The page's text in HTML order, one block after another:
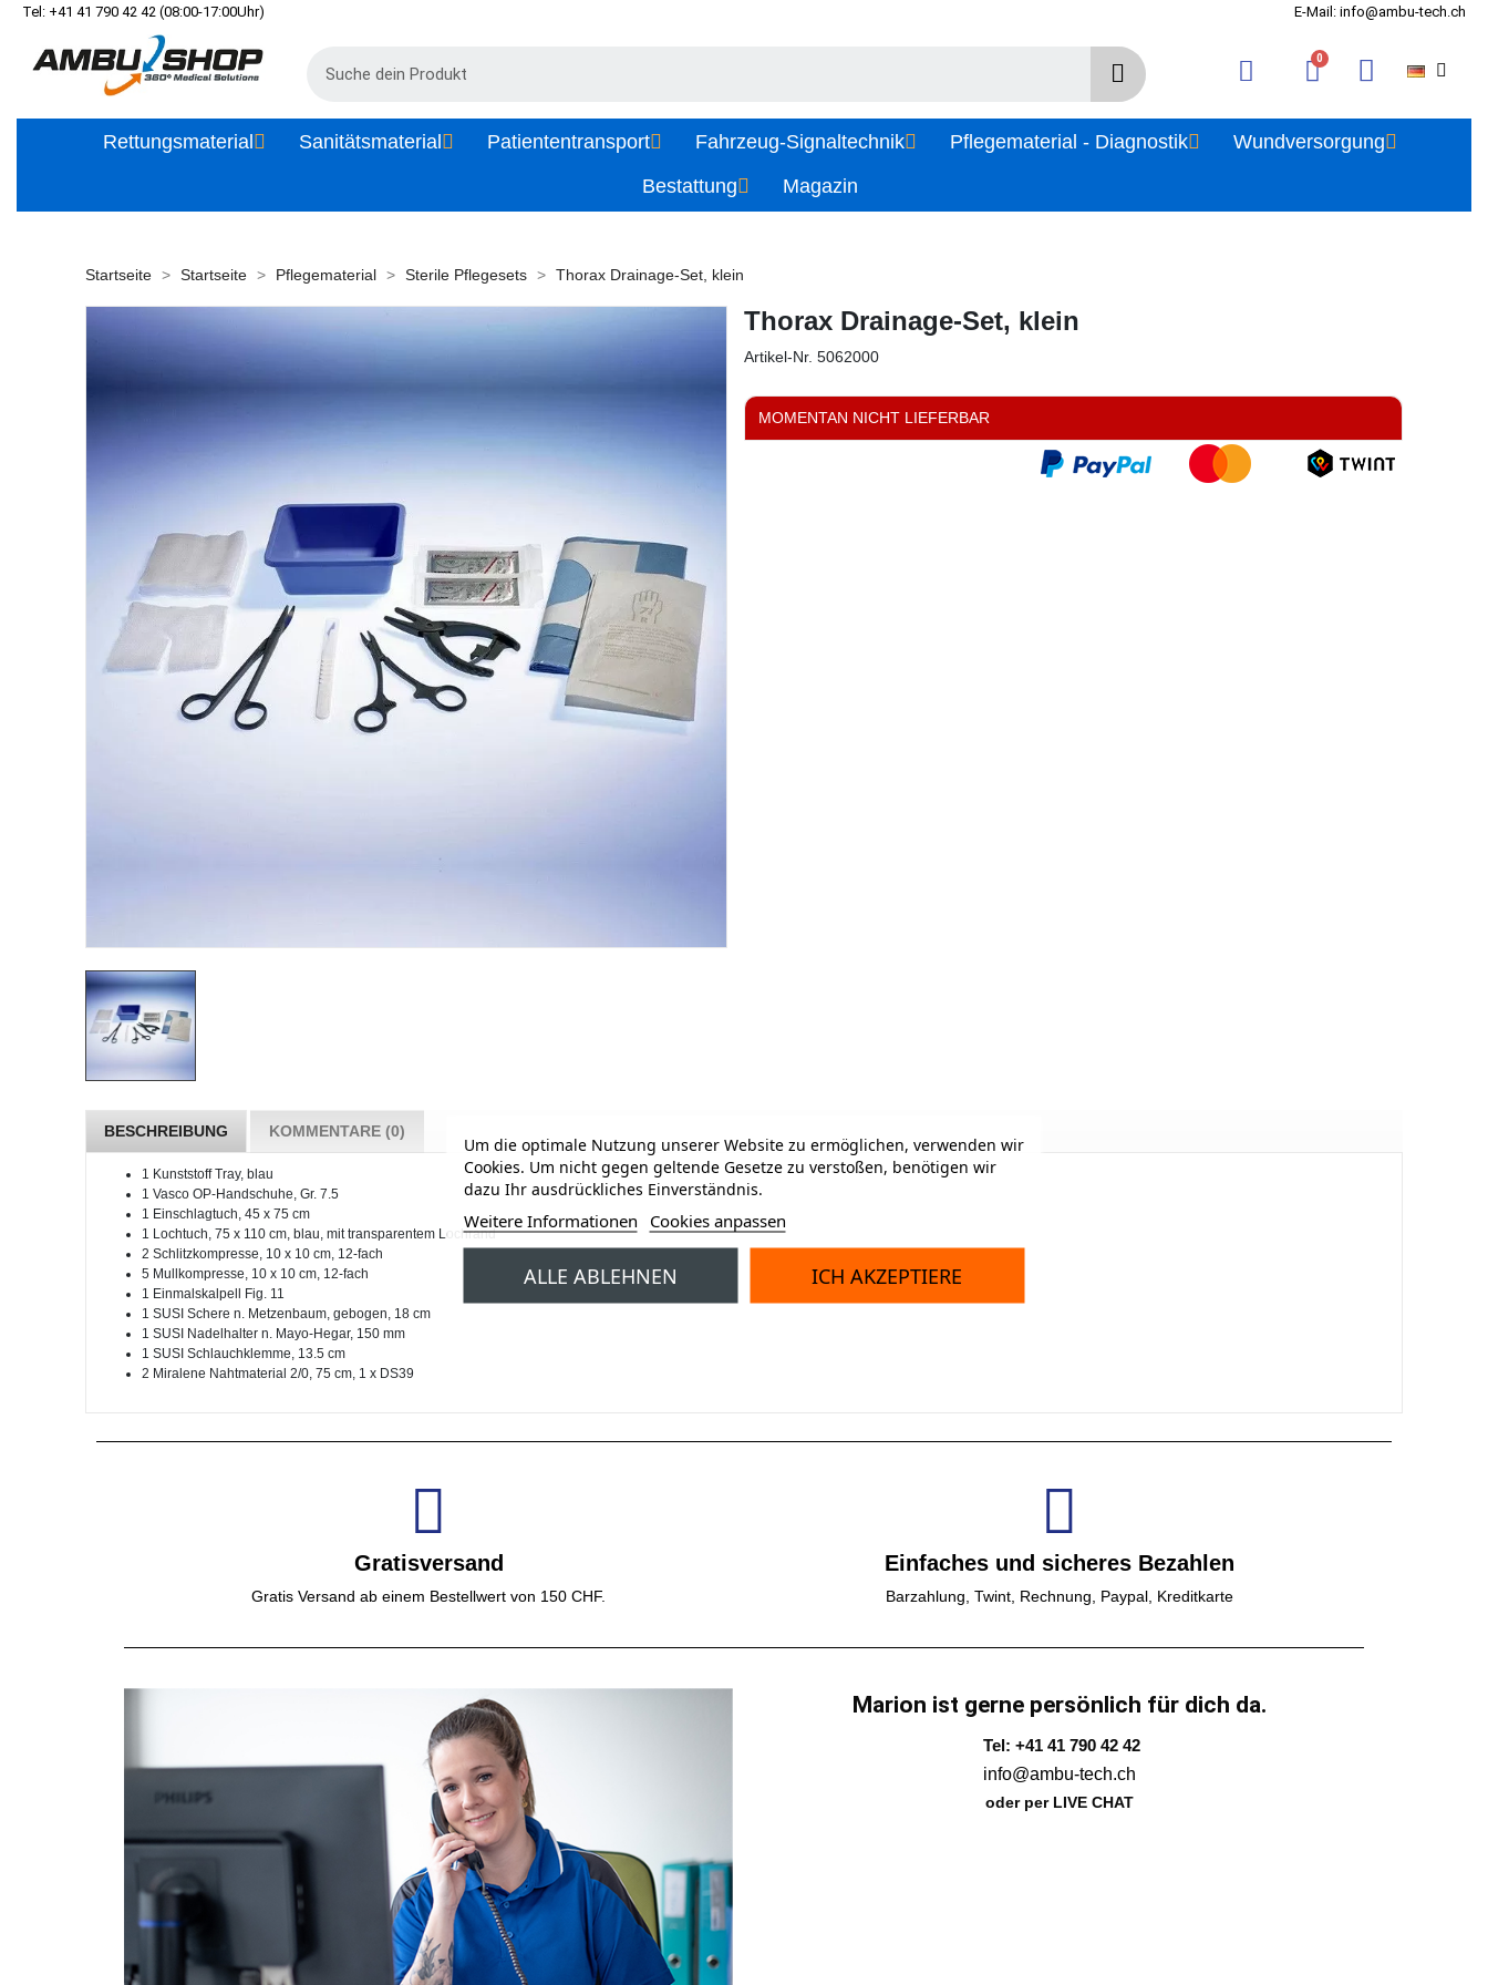
Tel: +41 41 790 42 42 (08:00-17:00Uhr) E-Mail: info@ambu-tech.ch
Rettungsmaterial Sanitätsmaterial Patiententransport Fahrzeug-Signaltechnik Pflegematerial - Diagnostik
Wundversorgung
Bestattung
Magazin
Startseite Startseite Pflegematerial Sterile Pflegesets Thorax Drainage-Set, klein
Thorax Drainage-Set, klein
Artikel-Nr. 5062000
MOMENTAN NICHT LIEFERBAR
BESCHREIBUNG KOMMENTARE (0)
1 Kunststoff Tray, blau
1 Vasco OP-Handschuhe, Gr. 7.5
1 Einschlagtuch, 45 x 75 cm
1 Lochtuch, 75 x 110 cm, blau, mit transparentem Lochrand
2 Schlitzkompresse, 10 x 10 cm, 12-fach
5 Mullkompresse, 10 x 10 cm, 12-fach
1 Einmalskalpell Fig. 11
1 SUSI Schere n. Metzenbaum, gebogen, 18 cm
1 SUSI Nadelhalter n. Mayo-Hegar, 150 mm
1 SUSI Schlauchklemme, 13.5 cm
2 Miralene Nahtmaterial 2/0, 75 cm, 1 x DS39
Gratisversand
Gratis Versand ab einem Bestellwert von 150 CHF.
Einfaches und sicheres Bezahlen
Barzahlung, Twint, Rechnung, Paypal, Kreditkarte
Marion ist gerne persönlich für dich da.
Tel: +41 41 790 42 42
info@ambu-tech.ch
oder per LIVE CHAT
Um die optimale Nutzung unserer Website zu ermöglichen, verwenden wir
Cookies. Um nicht gegen geltende Gesetze zu verstoßen, benötigen wir
dazu Ihr ausdrückliches Einverständnis.
Weitere Informationen Cookies anpassen
ALLE ABLEHNEN ICH AKZEPTIERE